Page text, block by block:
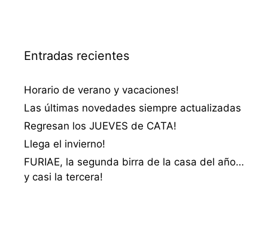
Entradas recientes
Horario de verano y vacaciones!
Las últimas novedades siempre actualizadas
Regresan los JUEVES de CATA!
Llega el invierno!
FURIAE, la segunda birra de la casa del año…
y casi la tercera!